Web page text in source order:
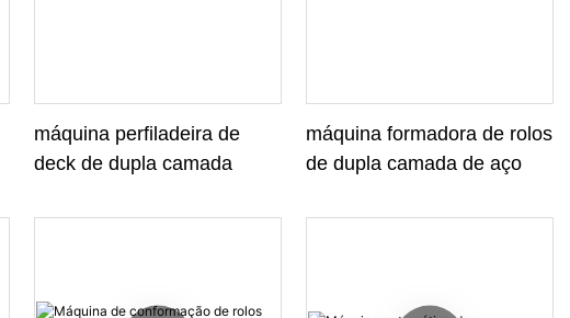
máquina perfiladeira de
deck de dupla camada
máquina formadora de rolos
de dupla camada de aço